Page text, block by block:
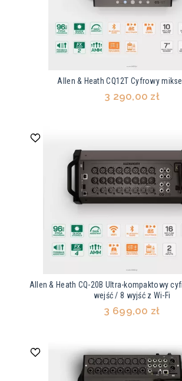
Allen & Heath CQ12T Cyfrowy
3 290,00 zł
Allen & Heath CQ-20B Ultra-kompaktowy
wejść / 8 wyjść z Wi-Fi
3 699,00 zł